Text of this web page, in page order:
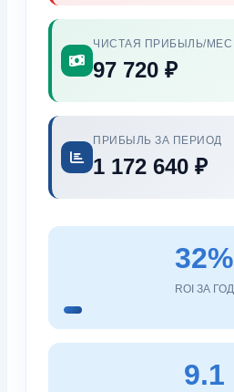
ЧИСТАЯ ПРИБЫЛЬ/МЕС
97 720 ₽
ПРИБЫЛЬ ЗА ПЕРИОД
1 172 640 ₽
32%
ROI ЗА ГОД
9.1